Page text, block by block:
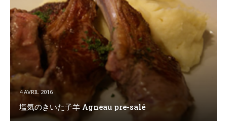
4 AVRIL 2016
塩気のきいた子羊 Agneau pre-salé